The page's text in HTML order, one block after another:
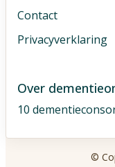
Contact
Privacyverklaring
Over
10
©